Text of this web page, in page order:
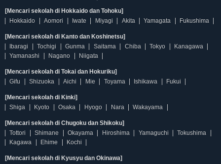
[Mencari sekolah di Hokkaido dan Tohoku]
Hokkaido
Aomori Iwate Miyagi Akita Yamagata Fukushima
[Mencari sekolah di Kanto dan Koshinetsu]
Ibaragi
Tochigi Gunma Saitama Chiba Tokyo
Kanagawa
Yamanashi
Nagano Niigata
[Mencari sekolah di Tokai dan Hokuriku]
Gifu
Shizuoka Aichi Mie Toyama Ishikawa Fukui
[Mencari sekolah di Kinki]
Shiga
Kyoto Osaka Hyogo Nara Wakayama
[Mencari sekolah di Chugoku dan Shikoku]
Tottori
Shimane Okayama Hiroshima Yamaguchi
Tokushima
Kagawa
Ehime Kochi
[Mencari sekolah di Kyusyu dan Okinawa]